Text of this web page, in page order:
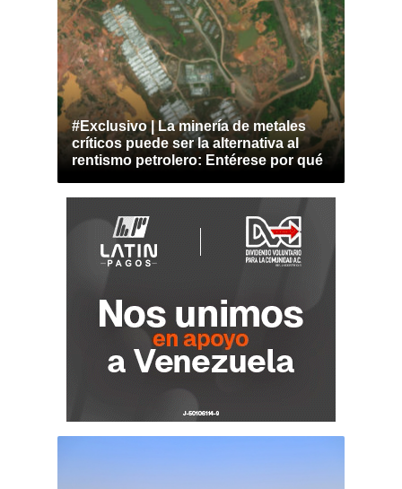
#Exclusivo | La minería de metales
críticos puede ser la alternativa al
rentismo petrolero: Entérese por qué